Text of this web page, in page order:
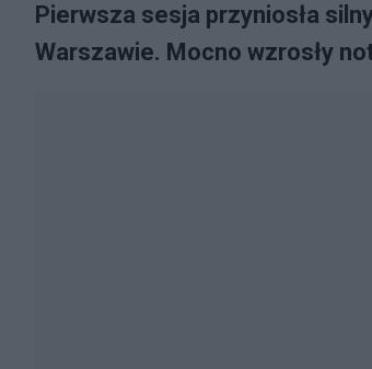
Pierwsza sesja przyniosła
Warszawie. Mocno wzrosły